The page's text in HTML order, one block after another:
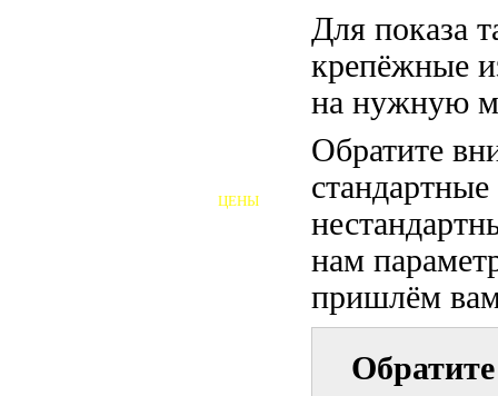
Для показа
крепёжные
на нужную
Обратите
нам
пришлём
ЦЕНЫ